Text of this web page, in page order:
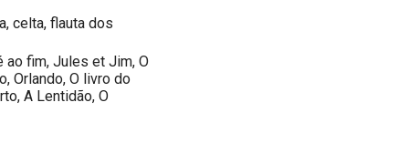
celta, flauta dos
ao fim, Jules et Jim, O
Orlando, O livro do
A Lentidão, O